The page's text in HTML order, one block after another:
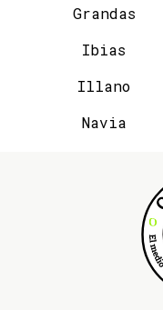
Grandas
Ibias
Illano
Navia